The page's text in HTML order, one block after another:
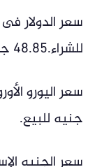
للشراء.48.85 جنيه للبيع.
جنيه للبيع.